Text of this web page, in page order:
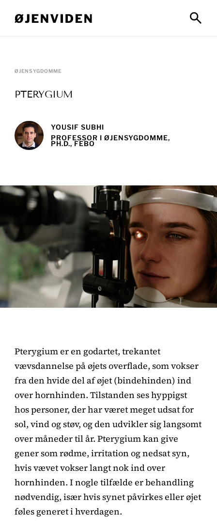
ØJENSYGDOMME
PTERYGIUM
YOUSIF SUBHI
PROFESSOR I ØJENSYGDOMME,
PH.D., FEBO
Pterygium er en godartet, trekantet
vævsdannelse på øjets overflade, som vokser
fra den hvide del af øjet (bindehinden) ind
over hornhinden. Tilstanden ses hyppigst
hos personer, der har været meget udsat for
sol, vind og støv, og den udvikler sig langsomt
over måneder til år. Pterygium kan give
gener som rødme, irritation og nedsat syn,
hvis vævet vokser langt nok ind over
hornhinden. I nogle tilfælde er behandling
nødvendig, især hvis synet påvirkes eller øjet
føles generet i hverdagen.